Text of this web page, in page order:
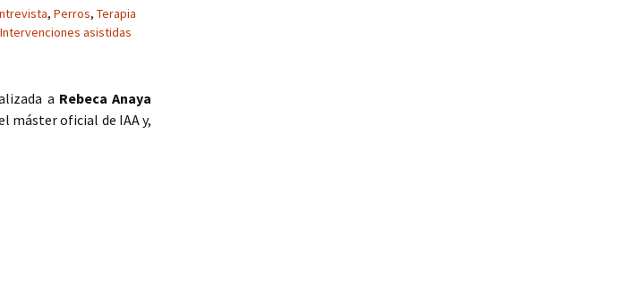
, Perros, Terapia
Intervenciones asistidas
a Rebeca Anaya
máster oficial de IAA y,